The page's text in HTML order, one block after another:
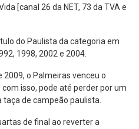
[canal 26 da NET, 73 da TVA e
do Paulista da categoria em
1998, 2002 e 2004.
2009, o Palmeiras venceu o
com isso, pode até perder por um
de campeão paulista.
de final ao reverter a